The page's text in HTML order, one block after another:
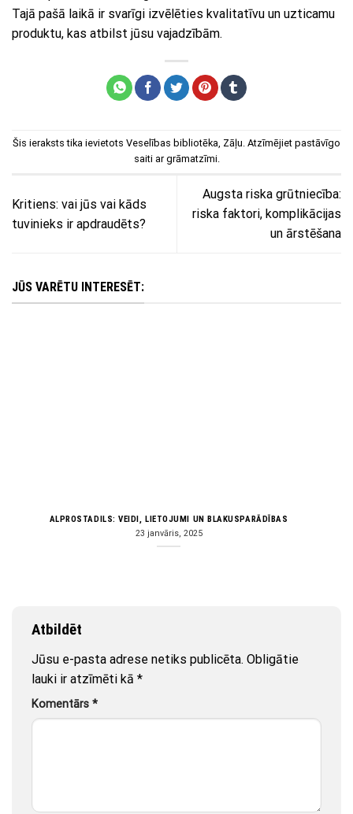
Tajā pašā laikā ir svarīgi izvēlēties kvalitatīvu un uzticamu
produktu, kas atbilst jūsu vajadzībām.
Šis ieraksts tika ievietots Veselības bibliotēka, Zāļu. Atzīmējiet pastāvīgo
saitiar grāmatzīmi.
Kritiens: vai jūs vai kāds
tuvinieks ir apdraudēts?
Augsta riska grūtniecība:
riska faktori, komplikācijas
un ārstēšana
JŪS VARĒTU INTERESĒT:
ALPROSTADILS: VEIDI, LIETOJUMI UN BLAKUSPARĀDĪBAS
23 janvāris, 2025
Atbildēt
Jūsu e-pasta adrese netiks publicēta. Obligātie
lauki ir atzīmēti kā *
Komentārs *